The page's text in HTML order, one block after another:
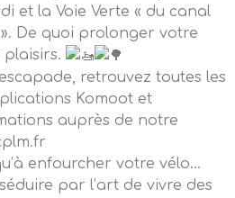
et la Voie Verte « du canal
De quoi prolonger votre
retrouvez toutes les
Komoot et
auprès de notre
enfourcher votre vélo…
par l’art de vivre des